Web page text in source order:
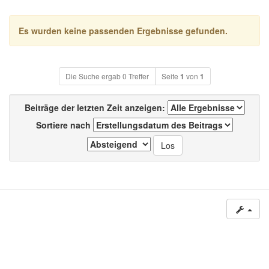
Es wurden keine passenden Ergebnisse gefunden.
Die Suche ergab 0 Treffer Seite 1 von 1
Beiträge der letzten Zeit anzeigen:
Sortiere nach